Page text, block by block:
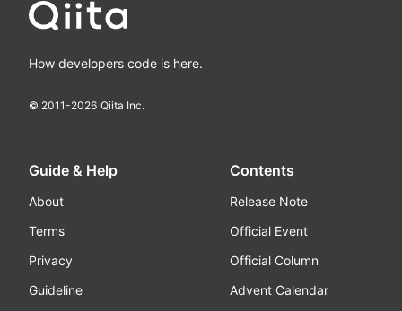
How developers code is here.
© 2011-2026 Qiita Inc.
Guide & Help
About
Terms
Privacy
Guideline
Contents
Release Note
Official Event
Official Column
Advent Calendar